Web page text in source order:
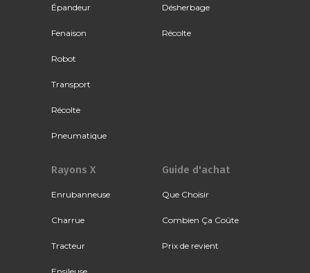
Épandeur
Fenaison
Robot
Transport
Récolte
Pneumatique
Désherbage
Récolte
Rayons X
Enrubanneuse
Charrue
Tracteur
Guide d'achat
Que Choisir
Combien Ça Coûte
Prix de revient